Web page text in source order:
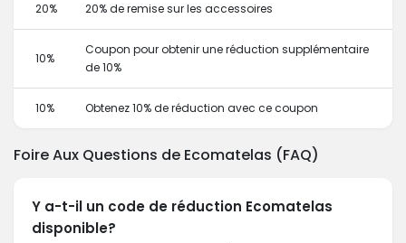
20% 20% de remise sur les accessoires
10%
Coupon pour obtenir une réduction supplémentaire
de 10%
10% Obtenez 10% de réduction avec ce coupon
Foire Aux Questions de Ecomatelas (FAQ)
Y a-t-il un code de réduction Ecomatelas
disponible?